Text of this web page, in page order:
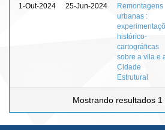
1-Out-2024 25-Jun-2024
Remontagens
urbanas :
histórico-
cartográficas
sobre a vila e
Cidade
Estrutural
Mostrando resultados 1